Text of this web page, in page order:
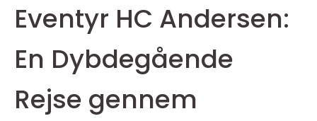
Eventyr HC Andersen:
En Dybdegående
Rejse gennem